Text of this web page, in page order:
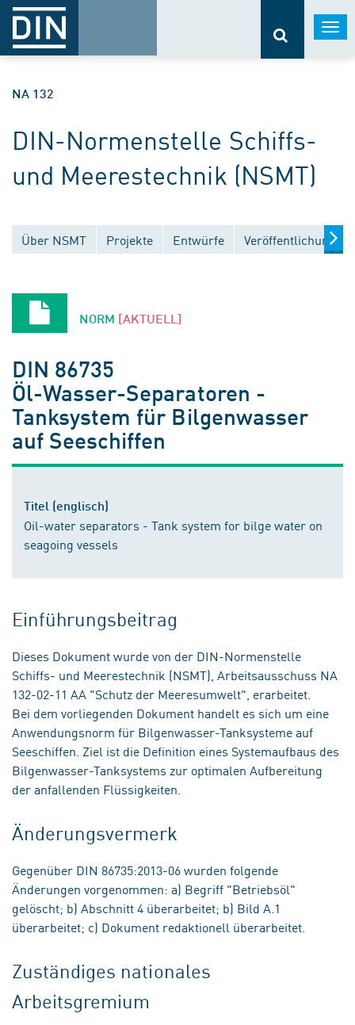
NA 132
DIN-Normenstelle Schiffs-
und Meerestechnik (NSMT)
Über NSMT Projekte Entwürfe Veröffentlichungen
NORM [AKTUELL]
DIN 86735
Öl-Wasser-Separatoren -
Tanksystem für Bilgenwasser
auf Seeschiffen
Titel (englisch)
Oil-water separators - Tank system for bilge water on
seagoing vessels
Einführungsbeitrag
Dieses Dokument wurde von der DIN-Normenstelle
Schiffs- und Meerestechnik (NSMT), Arbeitsausschuss NA
132-02-11 AA "Schutz der Meeresumwelt", erarbeitet.
Bei dem vorliegenden Dokument handelt es sich um eine
Anwendungsnorm für Bilgenwasser-Tanksysteme auf
Seeschiffen. Ziel ist die Definition eines Systemaufbaus des
Bilgenwasser-Tanksystems zur optimalen Aufbereitung
der anfallenden Flüssigkeiten.
Änderungsvermerk
Gegenüber DIN 86735:2013-06 wurden folgende
Änderungen vorgenommen: a) Begriff "Betriebsöl"
gelöscht; b) Abschnitt 4 überarbeitet; b) Bild A.1
überarbeitet; c) Dokument redaktionell überarbeitet.
Zuständiges nationales
Arbeitsgremium